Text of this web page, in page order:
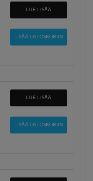
LUE LISÄÄ
LUE LISÄÄ